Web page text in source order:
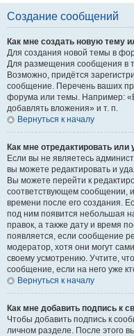
Создание сообщений
Как мне создать новую тему
Для создания новой темы в
Для размещения сообщения в
Возможно, придётся
сообщение. Перечень ваших
форума или темы. Например:
добавлять вложения» и т. п.
Вернуться к началу
Как мне отредактировать
Если вы не являетесь
вы можете редактировать и
Вы можете перейти к
соответствующем сообщении,
времени после его создания.
под ним появится небольшая
правок, а также дату и время
появляется, если сообщение
модератор, хотя они могут
своему усмотрению. Учтите,
сообщение, если на него уже
Вернуться к началу
Как мне добавить подпись к
Чтобы добавить подпись к
личном разделе. После этого